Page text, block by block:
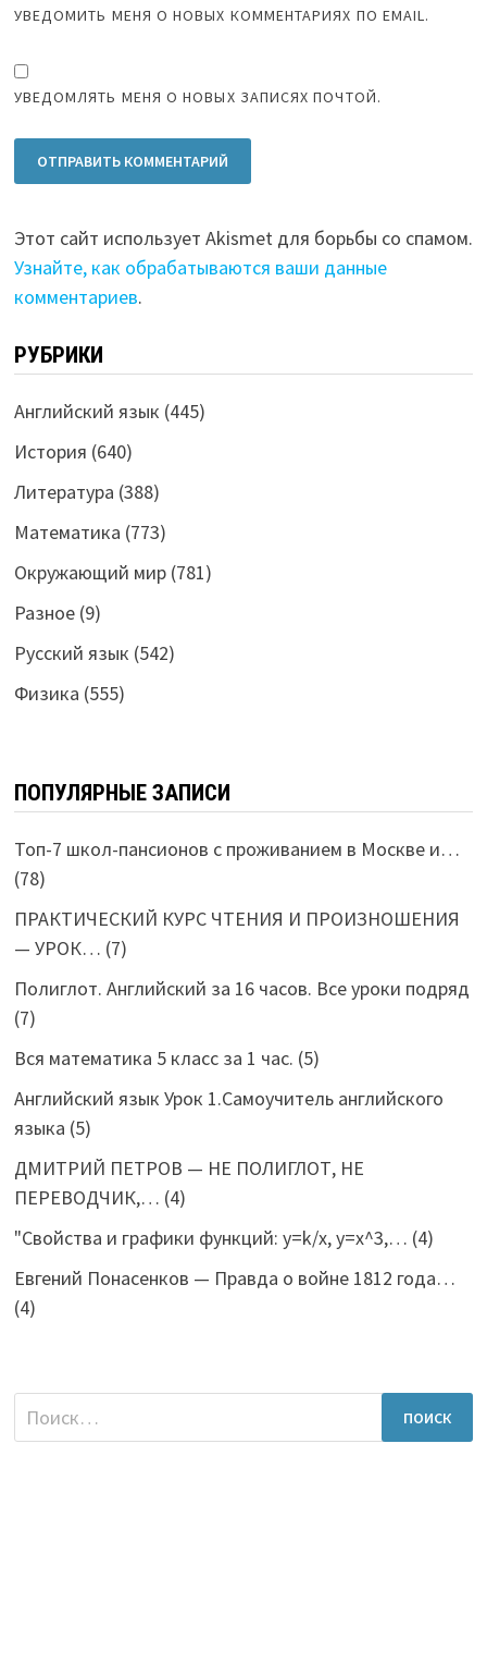
УВЕДОМИТЬ МЕНЯ О НОВЫХ КОММЕНТАРИЯХ ПО EMAIL.
УВЕДОМЛЯТЬ МЕНЯ О НОВЫХ ЗАПИСЯХ ПОЧТОЙ.
Этот сайт использует Akismet для борьбы со спамом.
Узнайте, как обрабатываются ваши данные
комментариев.
РУБРИКИ
Английский язык (445)
История (640)
Литература (388)
Математика (773)
Окружающий мир(781)
Разное(9)
Русский язык (542)
Физика (555)
ПОПУЛЯРНЫЕ ЗАПИСИ
Топ-7 школ-пансионов с проживанием в Москве и…
(78)
ПРАКТИЧЕСКИЙ КУРС ЧТЕНИЯ И ПРОИЗНОШЕНИЯ
— УРОК… (7)
Полиглот. Английский за 16 часов. Все уроки подряд
(7)
Вся математика 5 класс за 1 час. (5)
Английский язык Урок 1.Самоучитель английского
языка (5)
ДМИТРИЙ ПЕТРОВ — НЕ ПОЛИГЛОТ, НЕ
ПЕРЕВОДЧИК,… (4)
"Свойства и графики функций: y=k/x, y=x^3,… (4)
Евгений Понасенков — Правда о войне 1812 года…
(4)
Найти: